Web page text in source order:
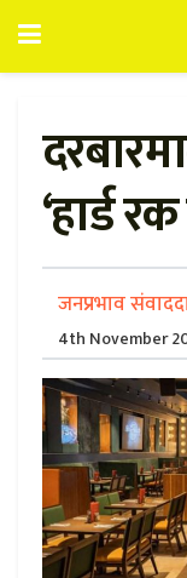
‘हार्ड
जनप्रभाव
4th November